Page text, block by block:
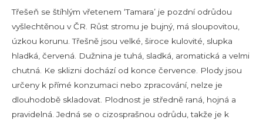
Třešeň se štíhlým vřetenem ‘Tamara’ je pozdní odrůdou
vyšlechtěnou v ČR. Růst stromu je bujný, má sloupovitou,
úzkou korunu. Třešně jsou velké, široce kulovité, slupka
hladká, červená. Dužnina je tuhá, sladká, aromatická a velmi
chutná. Ke sklizni dochází od konce července. Plody jsou
určeny k přímé konzumaci nebo zpracování, nelze je
dlouhodobě skladovat. Plodnost je středně raná, hojná a
pravidelná. Jedná se o cizosprašnou odrůdu, takže je k